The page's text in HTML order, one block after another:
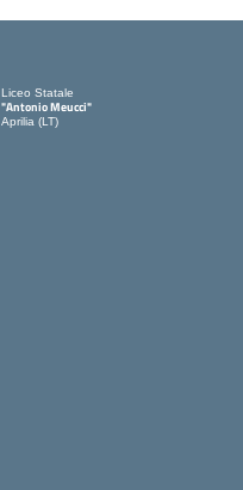
Liceo Statale
"Antonio Meucci"
Aprilia (LT)